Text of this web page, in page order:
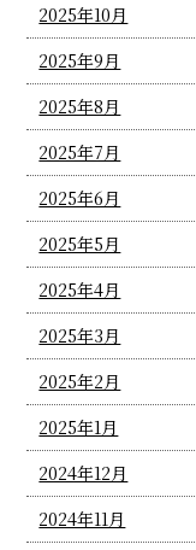
2025年10月
2025年9月
2025年8月
2025年7月
2025年6月
2025年5月
2025年4月
2025年3月
2025年2月
2025年1月
2024年12月
2024年11月